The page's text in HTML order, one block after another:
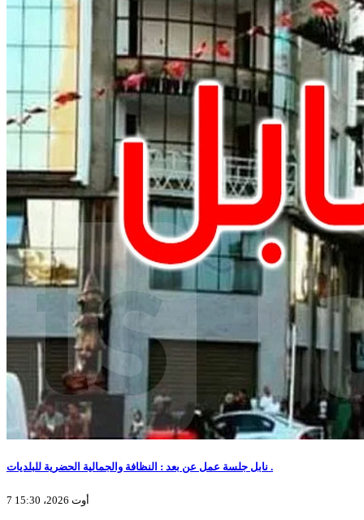
نابل جلسة عمل عن بعد : النظافة والجمالية الحضرية للبلديات .
7 أوت 2026، 15:30